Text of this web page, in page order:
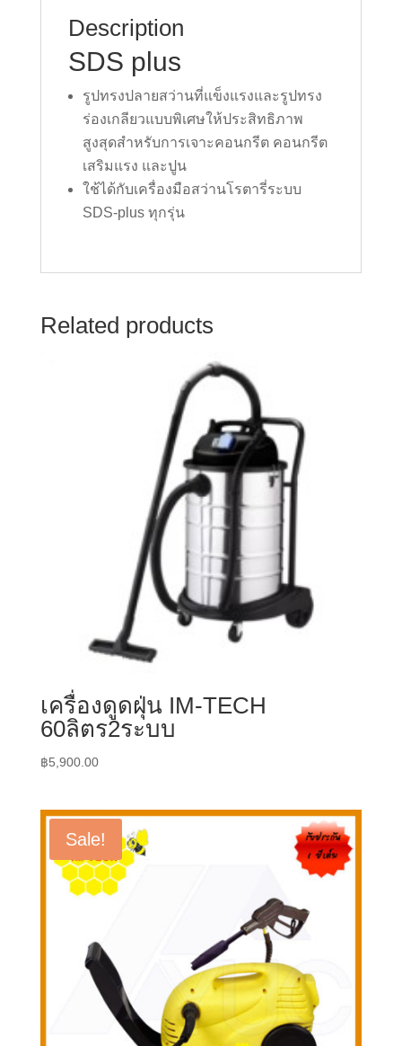
Description
SDS plus
รูปทรงปลายสว่านที่แข็งแรงและรูปทรง
ร่องเกลียวแบบพิเศษให้ประสิทธิภาพ
สูงสุดสำหรับการเจาะคอนกรีต คอนกรีต
เสริมแรง และปูน
ใช้ได้กับเครื่องมือสว่านโรตารี่ระบบ
SDS-plus ทุกรุ่น
Related products
เครื่องดูดฝุ่น IM-TECH
60ลิตร2ระบบ
฿5,900.00
Sale!